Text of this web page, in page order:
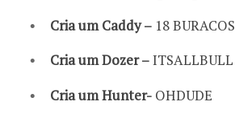
Cria um Caddy – 18 BURACOS
Cria um Dozer –ITSALLBULL
Cria um Hunter- OHDUDE